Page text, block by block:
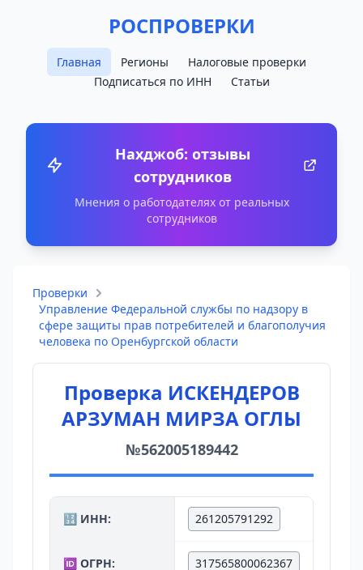
РОСПРОВЕРКИ
Главная Регионы
Налоговые проверки
Подписаться по ИНН
Статьи
Нахджоб: отзывы
сотрудников
Мнения о работодателях от реальных
сотрудников
Проверки
Управление Федеральной службы по надзору в
сфере защиты прав потребителей и благополучия
человека по Оренбургской области
Проверка ИСКЕНДЕРОВ
АРЗУМАН МИРЗА ОГЛЫ
№562005189442
🔢 ИНН: 261205791292
🆔 ОГРН: 317565800062367